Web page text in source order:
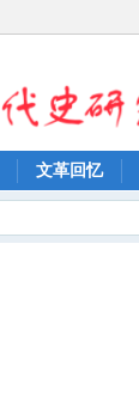
文革回忆